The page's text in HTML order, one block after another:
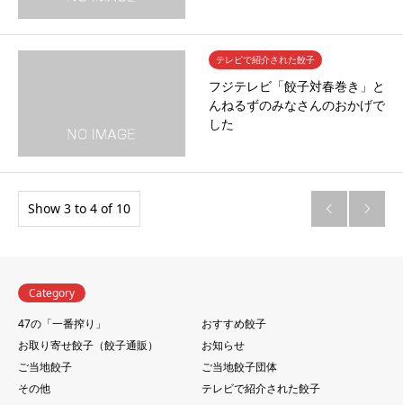
テレビで紹介された餃子
フジテレビ「餃子対春巻き」と
んねるずのみなさんのおかげで
した
Show 3 to 4 of 10  
Category
47の「一番搾り」
おすすめ餃子
お取り寄せ餃子（餃子通販）
お知らせ
ご当地餃子
ご当地餃子団体
その他
テレビで紹介された餃子